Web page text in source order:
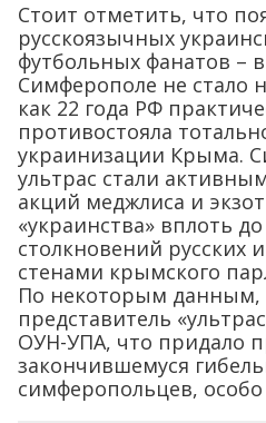
Стоит отметить, что
русскоязычных
футбольных фанатов –
Симферополе не стало
как 22 года РФ
противостояла
украинизации Крыма.
ультрас стали
акций меджлиса и
«украинства» вплоть
столкновений русских
стенами крымского
По некоторым
представитель
ОУН-УПА, что придало
закончившемуся
симферопольцев,